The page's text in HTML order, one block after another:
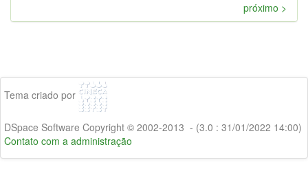
próximo >
Tema criado por
DSpace Software Copyright © 2002-2013 - (3.0 : 31/01/2022 14:00)
Contato com a administração